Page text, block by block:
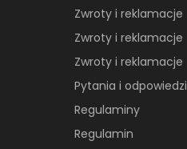
Zwroty i reklamacje
Zwroty i reklamacje
Zwroty i reklamacje
Pytania i odpowiedzi
Regulaminy
Regulamin